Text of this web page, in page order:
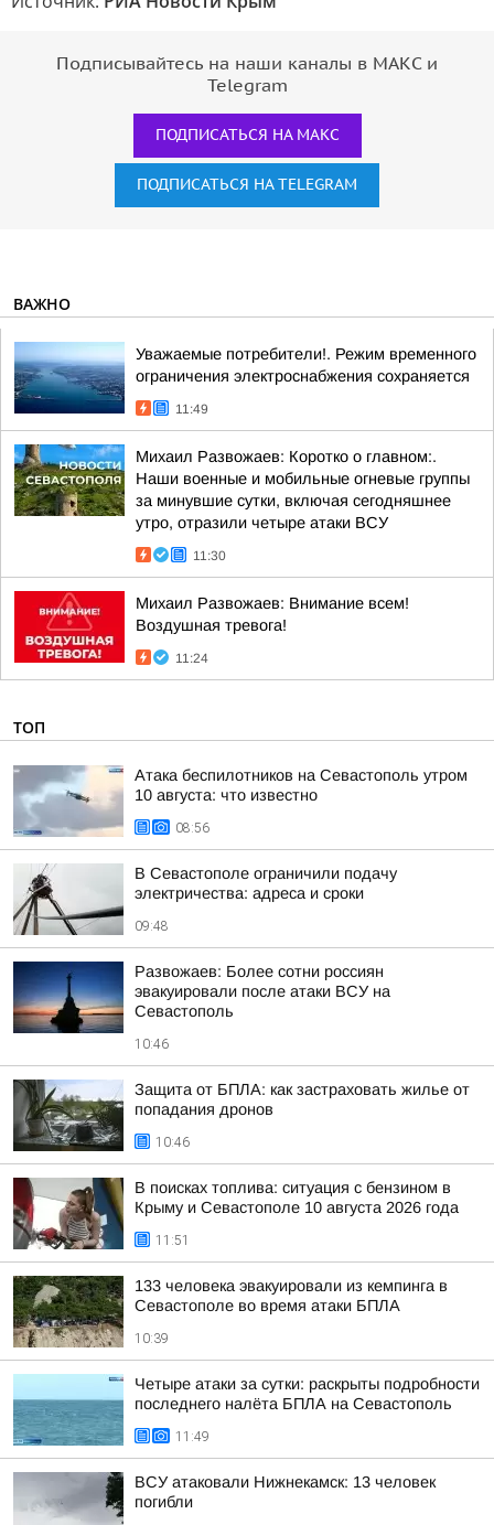
Подписывайтесь на наши каналы в МАКС и
Telegram
ПОДПИСАТЬСЯ НА МАКС
ПОДПИСАТЬСЯ НА TELEGRAM
ВАЖНО
Уважаемые потребители!. Режим временного
ограничения электроснабжения сохраняется
11:49
Михаил Развожаев: Коротко о главном:.
Наши военные и мобильные огневые группы
за минувшие сутки, включая сегодняшнее
утро, отразили четыре атаки ВСУ
11:30
Михаил Развожаев: Внимание всем!
Воздушная тревога!
11:24
ТОП
Атака беспилотников на Севастополь утром
10 августа: что известно
08:56
В Севастополе ограничили подачу
электричества: адреса и сроки
09:48
Развожаев: Более сотни россиян
эвакуировали после атаки ВСУ на
Севастополь
10:46
Защита от БПЛА: как застраховать жилье от
попадания дронов
10:46
В поисках топлива: ситуация с бензином в
Крыму и Севастополе 10 августа 2026 года
11:51
133 человека эвакуировали из кемпинга в
Севастополе во время атаки БПЛА
10:39
Четыре атаки за сутки: раскрыты подробности
последнего налёта БПЛА на Севастополь
11:49
ВСУ атаковали Нижнекамск: 13 человек
погибли